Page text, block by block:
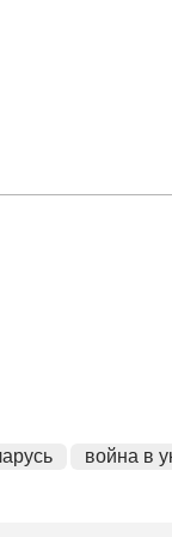
война в